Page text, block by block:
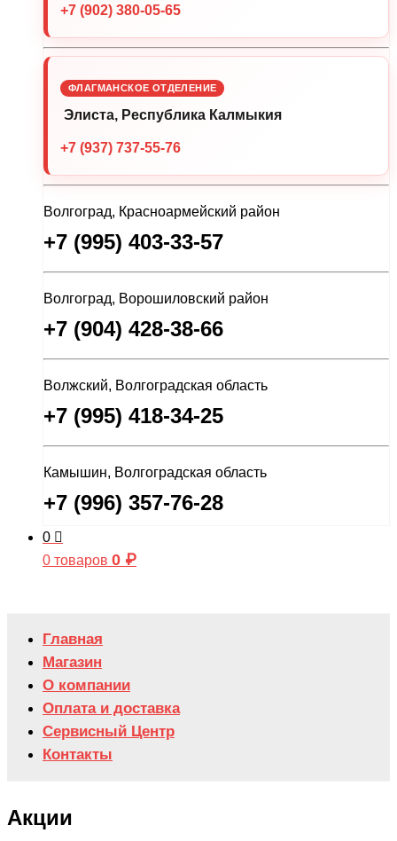
+7 (902) 380-05-65
ФЛАГМАНСКОЕ ОТДЕЛЕНИЕ
Элиста, Республика Калмыкия
+7 (937) 737-55-76
Волгоград, Красноармейский район
+7 (995) 403-33-57
Волгоград, Ворошиловский район
+7 (904) 428-38-66
Волжский, Волгоградская область
+7 (995) 418-34-25
Камышин, Волгоградская область
+7 (996) 357-76-28
0
0 товаров 0 ₽
Главная
Магазин
О компании
Оплата и доставка
Сервисный Центр
Контакты
Акции